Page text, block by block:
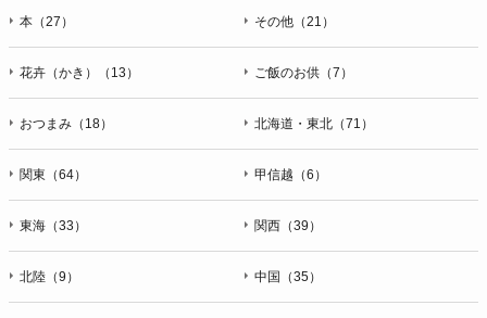
本（27） その他（21）
花卉（かき）（13） ご飯のお供（7）
おつまみ（18） 北海道・東北（71）
関東（64） 甲信越（6）
東海（33） 関西（39）
北陸（9） 中国（35）